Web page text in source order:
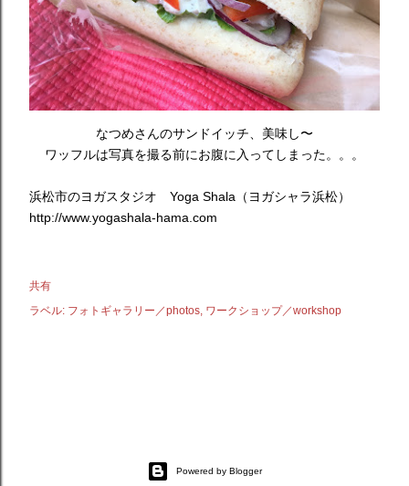
なつめさんのサンドイッチ、美味し〜
ワッフルは写真を撮る前にお腹に入ってしまった。。。
浜松市のヨガスタジオ Yoga Shala（ヨガシャラ浜松）
http://www.yogashala-hama.com
共有
ラベル: フォトギャラリー／photos ワークショップ／workshop
Powered by Blogger